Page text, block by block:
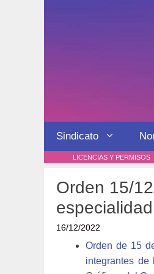
Sindicato
LICENCIAS Y PERMISOS
Orden 15/
16/12/2022
Orden de 15
integrantes